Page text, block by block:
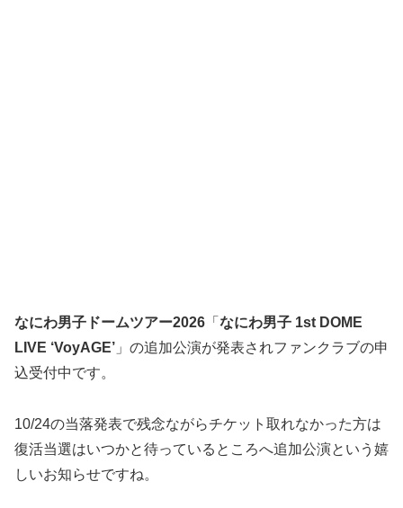
なにわ男子ドームツアー2026 「 なにわ男子 1st DOME
LIVE ‘VoyAGE’ 」の追加公演が発表されファンクラブの申
込受付中です。
10/24の当落発表で残念ながらチケット取れなかった方は
復活当選はいつかと待っているところへ追加公演という嬉
しいお知らせですね。